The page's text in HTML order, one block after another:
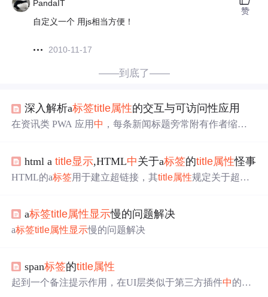
PandaIT
自定义一个 用js相当方便！
2010-11-17
赞
——到底了——
深入解析a标签title属性的交互与可访问性应用
在资讯类 PWA 应用 中 ，每条新闻标题旁常附有作者缩写
出率。
html atitle显示,HTML中关于a标签的title属性怪事
HTML的a标签用于建立超链接，其title属性规定关于超链
第二层 看看啊！第一层 第二层 看看啊！第一层 第二层 看
看啊！第一层 第二层 看看啊！ 看看啊！第一层 看看啊！
a标签title属性显示慢的问题解决
a标签title属性显示慢的问题解决
span标签的title属性
起到一个备注提示作用，在UI层类似于第三方插件中的悬